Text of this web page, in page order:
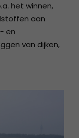
het winnen,
aan
en
van dijken,